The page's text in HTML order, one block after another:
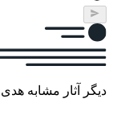
دیگر آثار مشابه